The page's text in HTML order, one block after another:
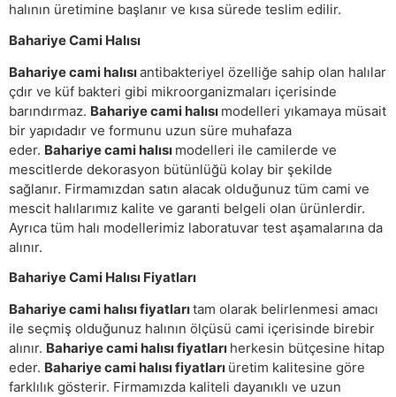
halının üretimine başlanır ve kısa sürede teslim edilir.
Bahariye Cami Halısı
Bahariye cami halısıantibakteriyel özelliğe sahip olan halılar
çdır ve küf bakteri gibi mikroorganizmaları içerisinde
barındırmaz. Bahariye cami halısı modelleri yıkamaya müsait
bir yapıdadır ve formunu uzun süre muhafaza
eder. Bahariye cami halısı modelleri ile camilerde ve
mescitlerde dekorasyon bütünlüğü kolay bir şekilde
sağlanır. Firmamızdan satın alacak olduğunuz tüm cami ve
mescit halılarımız kalite ve garanti belgeli olan ürünlerdir.
Ayrıca tüm halı modellerimiz laboratuvar test aşamalarına da
alınır.
Bahariye Cami Halısı Fiyatları
Bahariye cami halısı fiyatlarıtam olarak belirlenmesi amacı
ile seçmiş olduğunuz halının ölçüsü cami içerisinde birebir
alınır. Bahariye cami halısı fiyatları herkesin bütçesine hitap
eder. Bahariye cami halısı fiyatları üretim kalitesine göre
farklılık gösterir. Firmamızda kaliteli dayanıklı ve uzun